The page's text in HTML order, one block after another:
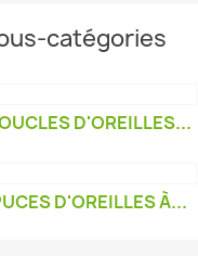
catégories
D'OREILLES...
D'OREILLES À...